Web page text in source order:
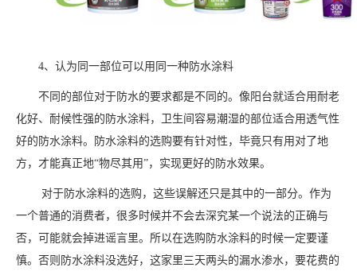
4、认为同一部位可以用同一种防水涂料
不同的部位对于防水的要求都是不同的。像阳台就适合用耐老
化好、耐候性强的防水涂料，卫生间容易潮湿的部位适合用透气性
好的防水涂料。防水涂料的选购要有针对性，毕竟只有用对了地
方，才能真正地“物尽其用”，实现更好的防水效果。
对于防水涂料的选购，这些误解还只是其中的一部分。作为
一个普通的消费者，很多时候并不会去深究某一个说法的正确与
否，可能就会掉进谣言里。所以在选购防水涂料的时候一定要谨
慎。否则防水涂料没选好，这家里三天两头的漏水渗水，要花费的